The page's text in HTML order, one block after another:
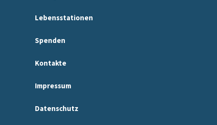
Lebensstationen
Spenden
Kontakte
Impressum
Datenschutz